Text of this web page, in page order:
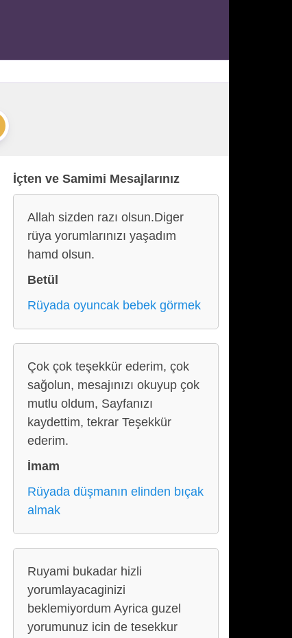
İçten ve Samimi Mesajlarınız
Allah sizden razı olsun.Diger
rüya yorumlarınızı yaşadım
hamd olsun.
Betül
Rüyada oyuncak bebek görmek
Çok çok teşekkür ederim, çok
sağolun, mesajınızı okuyup çok
mutlu oldum, Sayfanızı
kaydettim, tekrar Teşekkür
ederim.
İmam
Rüyada düşmanın elinden bıçak
almak
Ruyami bukadar hizli
yorumlayacaginizi
beklemiyordum Ayrica guzel
yorumunuz icin de tesekkur